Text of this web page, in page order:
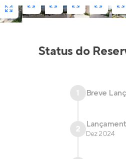
Status do
1 Breve
2 Dez 2024